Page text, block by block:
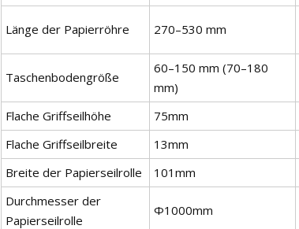
Länge der Papierröhre 270–530 mm
Taschenbodengröße
60–150 mm (70–180
mm)
Flache Griffseilhöhe
75mm
Flache Griffseilbreite
13mm
Breite der Papierseilrolle
101mm
Durchmesser der
Papierseilrolle
Φ1000mm